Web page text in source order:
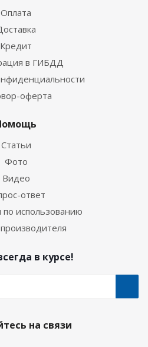
Оплата
Кредит
в ГИБДД
оферта
Статьи
Фото
Видео
ответ
по использованию
в курсе!
на связи